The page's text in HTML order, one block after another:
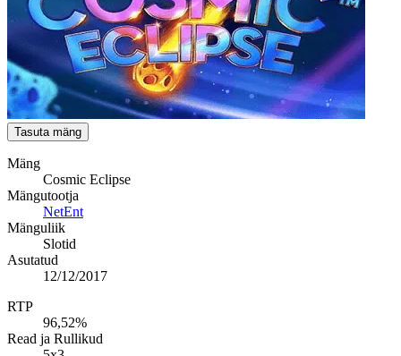
Tasuta mäng
Mäng
Cosmic Eclipse
Mängutootja
NetEnt
Mänguliik
Slotid
Asutatud
12/12/2017
RTP
96,52%
Read ja Rullikud